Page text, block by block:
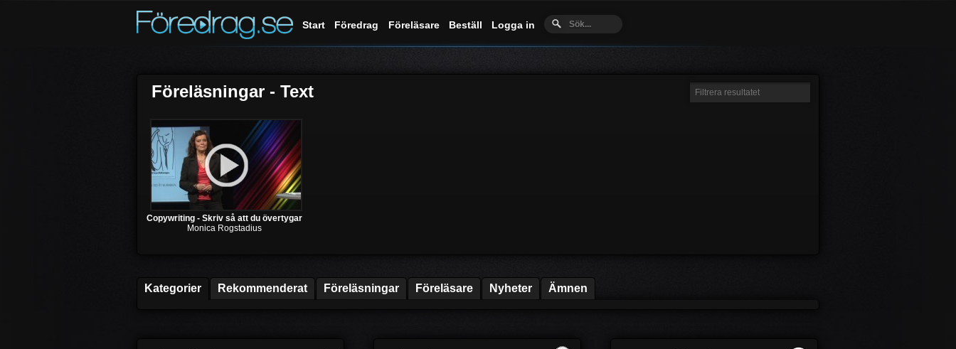
Start Föredrag Föreläsare Beställ Logga in
Föreläsningar - Text
Copywriting - Skriv så att du övertygar
Monica Rogstadius
Kategorier Rekommenderat Föreläsningar Föreläsare Nyheter Ämnen